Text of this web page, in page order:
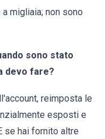
migliaia; non sono
sono stato
devo fare?
reimposta le
esposti e
se hai fornito altre